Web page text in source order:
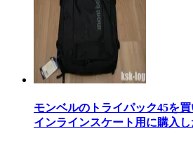
モンベルのトライパック45を
インラインスケート用に購入し